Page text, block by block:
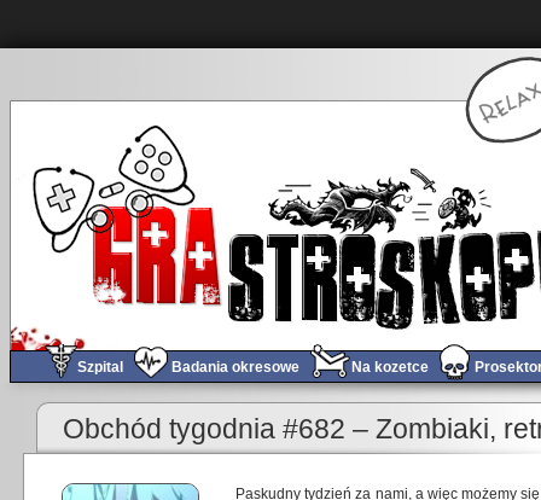
Szpital Badania okresowe Na kozetce
Obchód tygodnia #682 – Zombiaki,
Paskudny tydzień za nami, a więc możemy